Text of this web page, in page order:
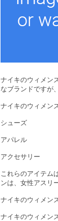
ナイキのウィメン
なブランドですが
ナイキのウィメン
シューズ
アパレル
アクセサリー
これらのアイテム
ンは、女性アスリ
ナイキのウィメン
ナイキのウィメン